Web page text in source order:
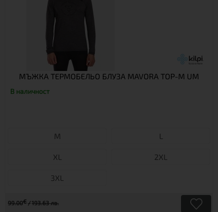
МЪЖКА ТЕРМОБЕЛЬО БЛУЗА MAVORA TOP-M UM
В наличност
М L
XL 2XL
3XL
99.00€ 193.63 лв.